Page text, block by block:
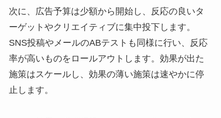
次に、広告予算は少額から開始し、反応の良いタ
ーゲットやクリエイティブに集中投下します。
SNS投稿やメールのABテストも同様に行い、反応
率が高いものをロールアウトします。効果が出た
施策はスケールし、効果の薄い施策は速やかに停
止します。